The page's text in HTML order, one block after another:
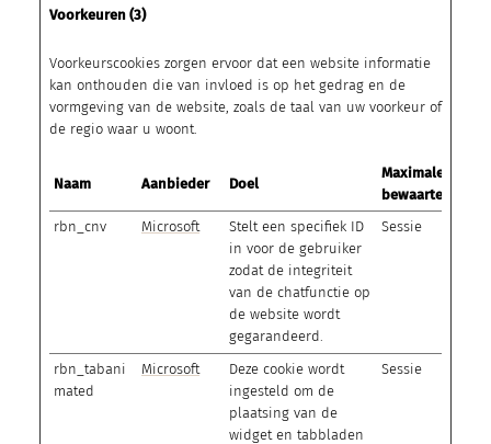
Voorkeuren (3)
Voorkeurscookies zorgen ervoor dat een website informatie
kan onthouden die van invloed is op het gedrag en de
vormgeving van de website, zoals de taal van uw voorkeur of
de regio waar u woont.
Naam Aanbieder Doel
Maximale
bewaartermijn
rbn_cnv
Microsoft
Stelt een specifiek ID
in voor de gebruiker
zodat de integriteit
van de chatfunctie op
de website wordt
gegarandeerd.
Sessie
rbn_tabani
mated
Microsoft
Deze cookie wordt
ingesteld om de
plaatsing van de
widget en tabbladen
Sessie